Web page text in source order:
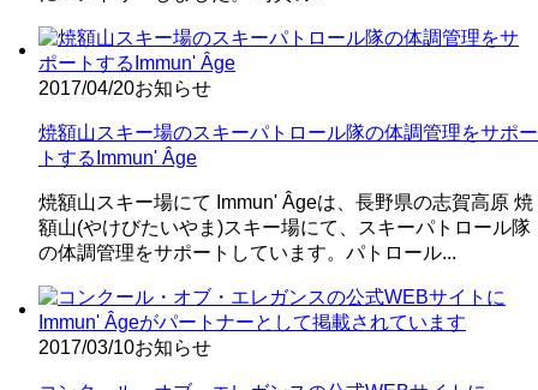
2017/04/20お知らせ
焼額山スキー場のスキーパトロール隊の体調管理をサポー
トするImmun' Âge
焼額山スキー場にて Immun' Âgeは、長野県の志賀高原 焼
額山(やけびたいやま)スキー場にて、スキーパトロール隊
の体調管理をサポートしています。パトロール...
2017/03/10お知らせ